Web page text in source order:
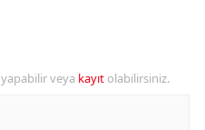
yapabilir veya kayıt olabilirsiniz.